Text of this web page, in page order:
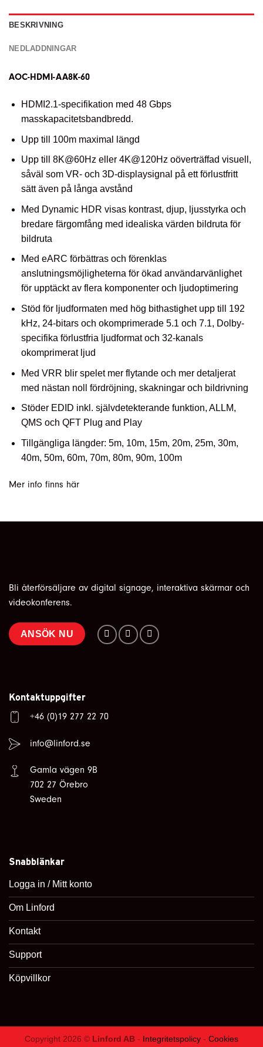
BESKRIVNING
NEDLADDNINGAR
AOC-HDMI-AA8K-60
HDMI2.1-specifikation med 48 Gbps
masskapacitetsbandbredd.
Upp till 100m maximal längd
Upp till 8K@60Hz eller 4K@120Hz oöverträffad visuell,
såväl som VR- och 3D-displaysignal på ett förlustfritt
sätt även på långa avstånd
Med Dynamic HDR visas kontrast, djup, ljusstyrka och
bredare färgomfång med idealiska värden bildruta för
bildruta
Med eARC förbättras och förenklas
anslutningsmöjligheterna för ökad användarvänlighet
för upptäckt av flera komponenter och ljudoptimering
Stöd för ljudformaten med hög bithastighet upp till 192
kHz, 24-bitars och okomprimerade 5.1 och 7.1, Dolby-
specifika förlustfria ljudformat och 32-kanals
okomprimerat ljud
Med VRR blir spelet mer flytande och mer detaljerat
med nästan noll fördröjning, skakningar och bildrivning
Stöder EDID inkl. självdetekterande funktion, ALLM,
QMS och QFT Plug and Play
Tillgängliga längder: 5m, 10m, 15m, 20m, 25m, 30m,
40m, 50m, 60m, 70m, 80m, 90m, 100m
Mer info finns här
Bli återförsäljare av digital signage, interaktiva skärmar och
videokonferens.
ANSÖK NU
Kontaktuppgifter
+46 (0)19 277 22 70
info@linford.se
Gamla vägen 9B
702 27 Örebro
Sweden
Snabblänkar
Logga in / Mitt konto
Om Linford
Kontakt
Support
Köpvillkor
Copyright 2026 © Linford AB - Integritetspolicy - Cookies